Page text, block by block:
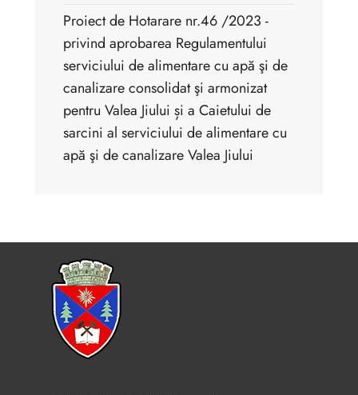
Proiect de Hotarare nr.46 /2023 -
privind aprobarea Regulamentului
serviciului de alimentare cu apă şi de
canalizare consolidat şi armonizat
pentru Valea Jiului și a Caietului de
sarcini al serviciului de alimentare cu
apă şi de canalizare Valea Jiului